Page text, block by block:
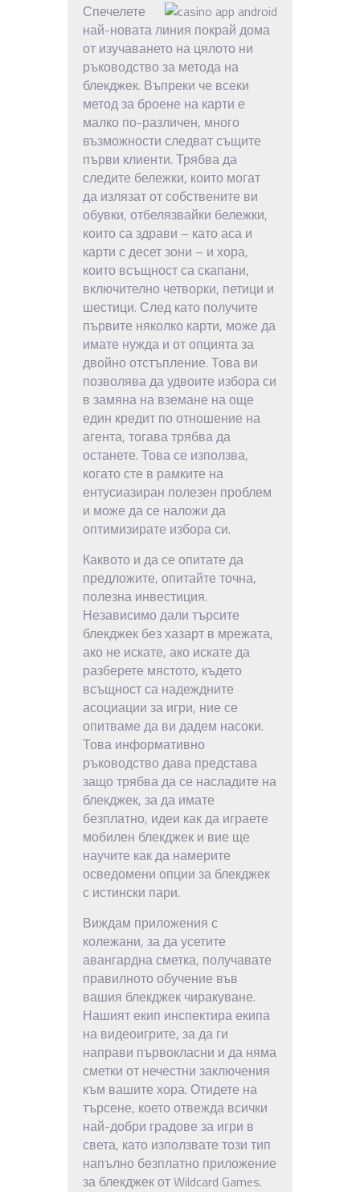
Спечелете
най-новата линия покрай дома
от изучаването на цялото ни
ръководство за метода на
блекджек. Въпреки че всеки
метод за броене на карти е
малко по-различен, много
възможности следват същите
първи клиенти. Трябва да
следите бележки, които могат
да излязат от собствените ви
обувки, отбелязвайки бележки,
които са здрави – като аса и
карти с десет зони – и хора,
които всъщност са скапани,
включително четворки, петици и
шестици. След като получите
първите няколко карти, може да
имате нужда и от опцията за
двойно отстъпление. Това ви
позволява да удвоите избора си
в замяна на вземане на още
един кредит по отношение на
агента, тогава трябва да
останете. Това се използва,
когато сте в рамките на
ентусиазиран полезен проблем
и може да се наложи да
оптимизирате избора си.
Каквото и да се опитате да
предложите, опитайте точна,
полезна инвестиция.
Независимо дали търсите
блекджек без хазарт в мрежата,
ако не искате, ако искате да
разберете мястото, където
всъщност са надеждните
асоциации за игри, ние се
опитваме да ви дадем насоки.
Това информативно
ръководство дава представа
защо трябва да се насладите на
блекджек, за да имате
безплатно, идеи как да играете
мобилен блекджек и вие ще
научите как да намерите
осведомени опции за блекджек
с истински пари.
Виждам приложения с
колежани, за да усетите
авангардна сметка, получавате
правилното обучение във
вашия блекджек чиракуване.
Нашият екип инспектира екипа
на видеоигрите, за да ги
направи първокласни и да няма
сметки от нечестни заключения
към вашите хора. Отидете на
търсене, което отвежда всички
най-добри градове за игри в
света, като използвате този тип
напълно безплатно приложение
за блекджек от Wildcard Games.